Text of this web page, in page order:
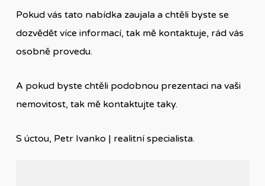
Pokud vás tato nabídka zaujala a chtěli byste se
dozvědět více informací, tak mě kontaktuje, rád vás
osobně provedu.
A pokud byste chtěli podobnou prezentaci na vaši
nemovitost, tak mě kontaktujte taky.
S úctou, Petr Ivanko | realitní specialista.